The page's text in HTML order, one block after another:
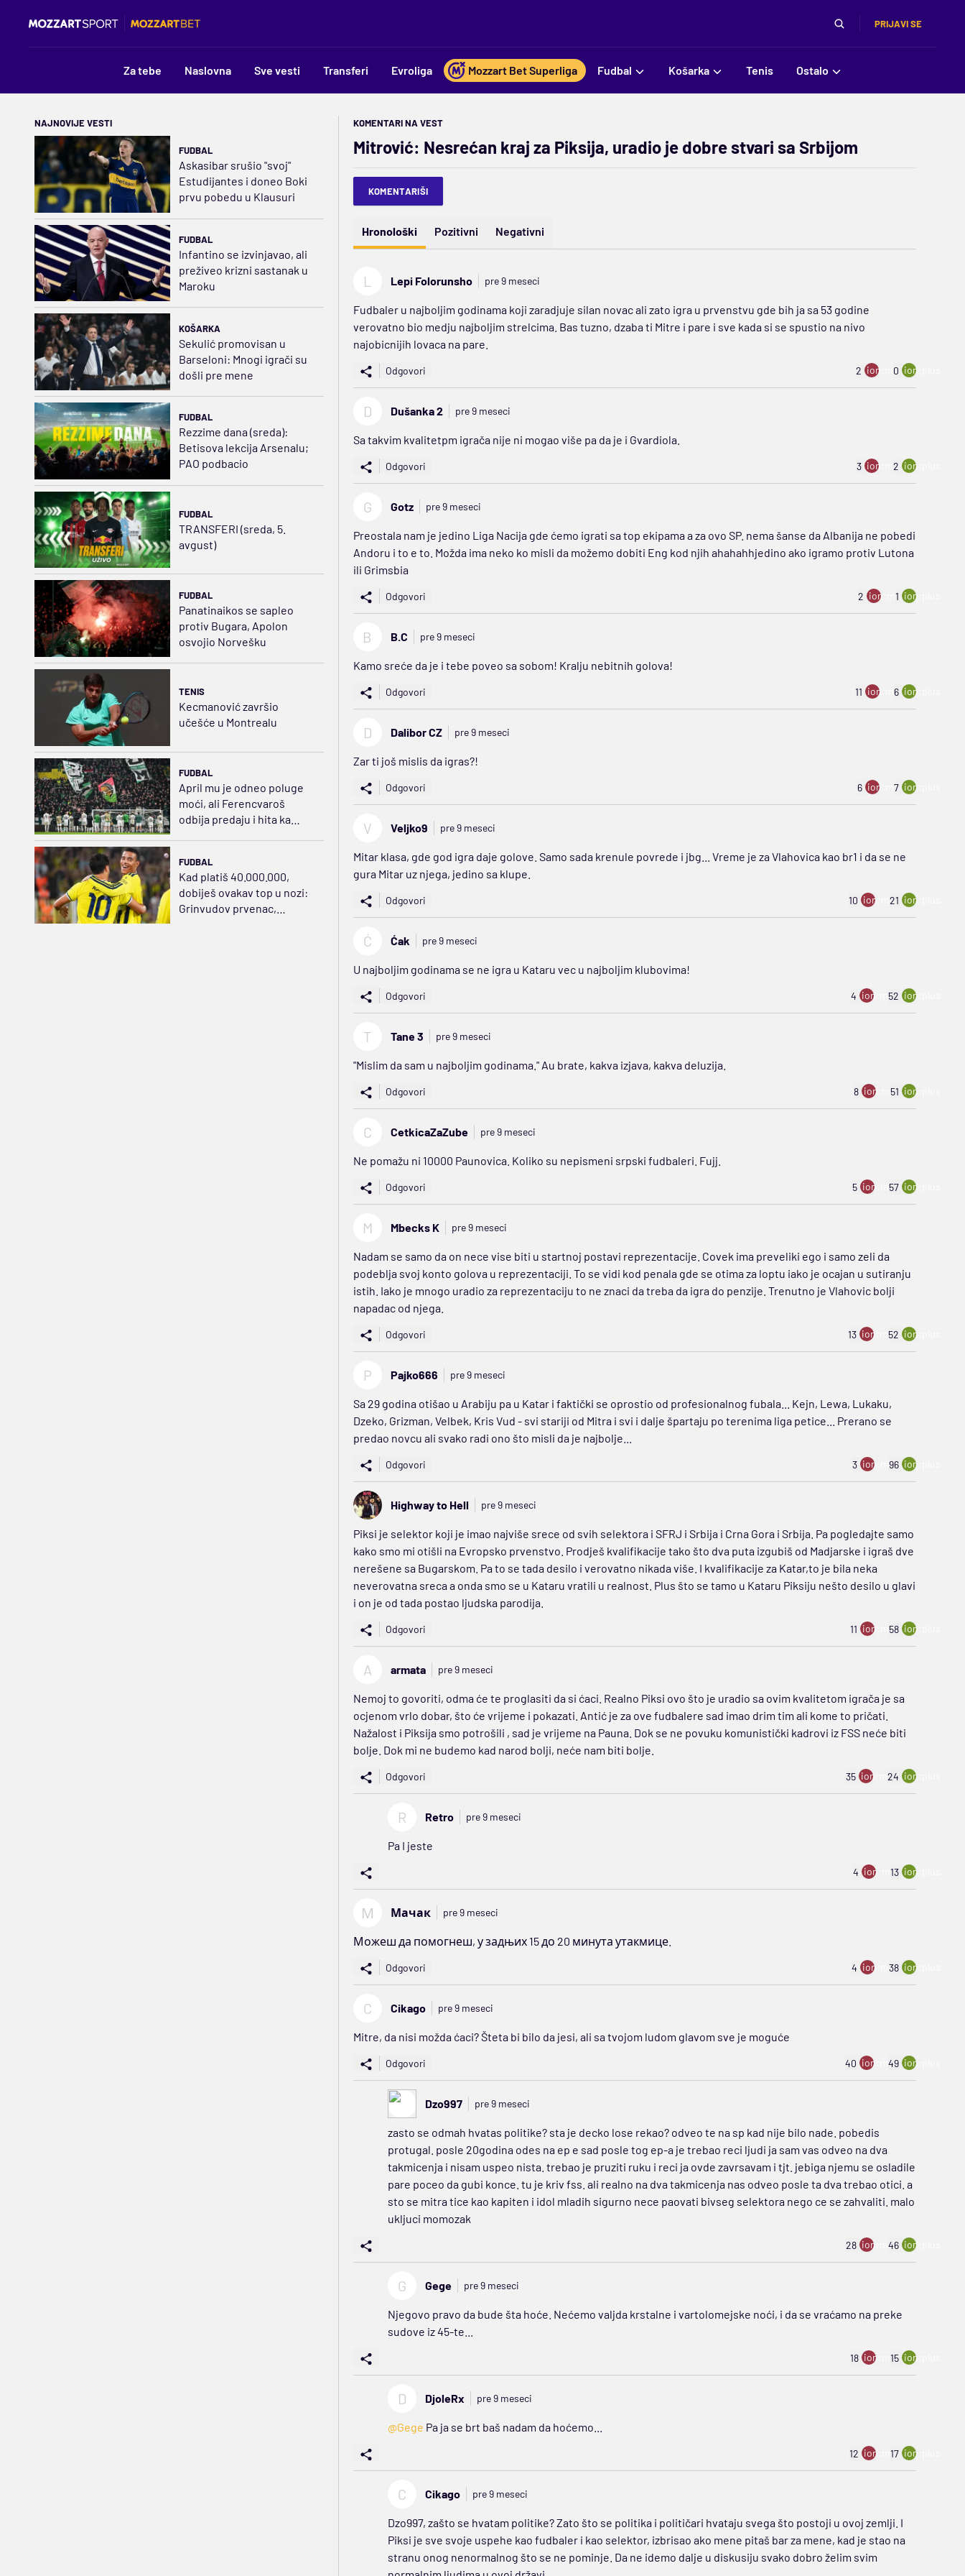
PRIJAVI SE
Za tebe Naslovna Sve vesti Transferi Evroliga Mozzart Bet Superliga Fudbal Košarka Tenis Ostalo
NAJNOVIJE VESTI
FUDBAL
Askasibar srušio "svoj"
Estudijantes i doneo Boki
prvu pobedu u Klausuri
FUDBAL
Infantino se izvinjavao, ali
preživeo krizni sastanak u
Maroku
KOŠARKA
Sekulić promovisan u
Barseloni: Mnogi igrači su
došli pre mene
FUDBAL
Rezzime dana (sreda):
Betisova lekcija Arsenalu;
PAO podbacio
FUDBAL
TRANSFERI (sreda, 5.
avgust)
FUDBAL
Panatinaikos se sapleo
protiv Bugara, Apolon
osvojio Norvešku
TENIS
Kecmanović završio
učešće u Montrealu
FUDBAL
April mu je odneo poluge
moći, ali Ferencvaroš
odbija predaju i hita ka
FUDBAL
Kad platiš 40.000.000,
dobiješ ovakav top u nozi:
Grinvudov prvenac,
KOMENTARI NA VEST
Mitrović: Nesrećan kraj za Piksija, uradio je dobre stvari sa Srbijom
KOMENTARIŠI
Hronološki Pozitivni Negativni
L Lepi Folorunsho pre 9 meseci
Fudbaler u najboljim godinama koji zaradjuje silan novac ali zato igra u prvenstvu gde bih ja sa 53 godine
verovatno bio medju najboljim strelcima. Bas tuzno, dzaba ti Mitre i pare i sve kada si se spustio na nivo
najobicnijih lovaca na pare.
Odgovori 2 ion:minus
0 ion:plus
D Dušanka 2 pre 9 meseci
Sa takvim kvalitetpm igrača nije ni mogao više pa da je i Gvardiola.
Odgovori 3 ion:minus
2 ion:plus
G Gotz pre 9 meseci
Preostala nam je jedino Liga Nacija gde ćemo igrati sa top ekipama a za ovo SP. nema šanse da Albanija ne pobedi
Andoru i to e to. Možda ima neko ko misli da možemo dobiti Eng kod njih ahahahhjedino ako igramo protiv Lutona
ili Grimsbia
Odgovori 2 ion:minus
1 ion:plus
B B.C pre 9 meseci
Kamo sreće da je i tebe poveo sa sobom! Kralju nebitnih golova!
Odgovori 11 ion:minus
6 ion:plus
D Dalibor CZ pre 9 meseci
Zar ti još mislis da igras?!
Odgovori 6 ion:minus
7 ion:plus
V Veljko9 pre 9 meseci
Mitar klasa, gde god igra daje golove. Samo sada krenule povrede i jbg... Vreme je za Vlahovica kao br1 i da se ne
gura Mitar uz njega, jedino sa klupe.
Odgovori 10 ion:minus
21 ion:plus
Ć Ćak pre 9 meseci
U najboljim godinama se ne igra u Kataru vec u najboljim klubovima!
Odgovori 4 ion:minus
52 ion:plus
T Tane 3 pre 9 meseci
"Mislim da sam u najboljim godinama." Au brate, kakva izjava, kakva deluzija.
Odgovori 8 ion:minus
51 ion:plus
C CetkicaZaZube pre 9 meseci
Ne pomažu ni 10000 Paunovica. Koliko su nepismeni srpski fudbaleri. Fujj.
Odgovori 5 ion:minus
57 ion:plus
M Mbecks K pre 9 meseci
Nadam se samo da on nece vise biti u startnoj postavi reprezentacije. Covek ima preveliki ego i samo zeli da
podeblja svoj konto golova u reprezentaciji. To se vidi kod penala gde se otima za loptu iako je ocajan u sutiranju
istih. Iako je mnogo uradio za reprezentaciju to ne znaci da treba da igra do penzije. Trenutno je Vlahovic bolji
napadac od njega.
Odgovori 13 ion:minus
52 ion:plus
P Pajko666 pre 9 meseci
Sa 29 godina otišao u Arabiju pa u Katar i faktički se oprostio od profesionalnog fubala... Kejn, Lewa, Lukaku,
Dzeko, Grizman, Velbek, Kris Vud - svi stariji od Mitra i svi i dalje špartaju po terenima liga petice... Prerano se
predao novcu ali svako radi ono što misli da je najbolje...
Odgovori 3 ion:minus
96 ion:plus
Highway to Hell pre 9 meseci
Piksi je selektor koji je imao najviše srece od svih selektora i SFRJ i Srbija i Crna Gora i Srbija. Pa pogledajte samo
kako smo mi otišli na Evropsko prvenstvo. Prodješ kvalifikacije tako što dva puta izgubiš od Madjarske i igraš dve
nerešene sa Bugarskom. Pa to se tada desilo i verovatno nikada više. I kvalifikacije za Katar,to je bila neka
neverovatna sreca a onda smo se u Kataru vratili u realnost. Plus što se tamo u Kataru Piksiju nešto desilo u glavi
i on je od tada postao ljudska parodija.
Odgovori 11 ion:minus
58 ion:plus
A armata pre 9 meseci
Nemoj to govoriti, odma će te proglasiti da si ćaci. Realno Piksi ovo što je uradio sa ovim kvalitetom igrača je sa
ocjenom vrlo dobar, što će vrijeme i pokazati. Antić je za ove fudbalere sad imao drim tim ali kome to pričati.
Nažalost i Piksija smo potrošili , sad je vrijeme na Pauna. Dok se ne povuku komunistički kadrovi iz FSS neće biti
bolje. Dok mi ne budemo kad narod bolji, neće nam biti bolje.
Odgovori 35 ion:minus
24 ion:plus
R Retro pre 9 meseci
Pa I jeste
4 ion:minus
13 ion:plus
М Мачак pre 9 meseci
Можеш да помогнеш, у задњих 15 до 20 минута утакмице.
Odgovori 4 ion:minus
38 ion:plus
C Cikago pre 9 meseci
Mitre, da nisi možda ćaci? Šteta bi bilo da jesi, ali sa tvojom ludom glavom sve je moguće
Odgovori 40 ion:minus
49 ion:plus
Dzo997 pre 9 meseci
zasto se odmah hvatas politike? sta je decko lose rekao? odveo te na sp kad nije bilo nade. pobedis
protugal. posle 20godina odes na ep e sad posle tog ep-a je trebao reci ljudi ja sam vas odveo na dva
takmicenja i nisam uspeo nista. trebao je pruziti ruku i reci ja ovde zavrsavam i tjt. jebiga njemu se osladile
pare poceo da gubi konce. tu je kriv fss. ali realno na dva takmicenja nas odveo posle ta dva trebao otici. a
sto se mitra tice kao kapiten i idol mladih sigurno nece paovati bivseg selektora nego ce se zahvaliti. malo
ukljuci momozak
28 ion:minus
46 ion:plus
G Gege pre 9 meseci
Njegovo pravo da bude šta hoće. Nećemo valjda krstalne i vartolomejske noći, i da se vraćamo na preke
sudove iz 45-te...
18 ion:minus
15 ion:plus
D DjoleRx pre 9 meseci
@Gege Pa ja se brt baš nadam da hoćemo...
12 ion:minus
17 ion:plus
C Cikago pre 9 meseci
Dzo997, zašto se hvatam politike? Zato što se politika i političari hvataju svega što postoji u ovoj zemlji. I
Piksi je sve svoje uspehe kao fudbaler i kao selektor, izbrisao ako mene pitaš bar za mene, kad je stao na
stranu onog nenormalnog što se ne pominje. Da ne idemo dalje u diskusiju svako dobro želim svim